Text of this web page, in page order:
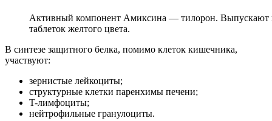
Активный компонент Амиксина — тилорон. Выпускают
таблеток желтого цвета.
В синтезе защитного белка, помимо клеток кишечника,
участвуют:
зернистые лейкоциты;
структурные клетки паренхимы печени;
T-лимфоциты;
нейтрофильные гранулоциты.